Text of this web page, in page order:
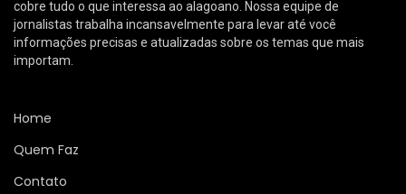
cobre tudo o que interessa ao alagoano. Nossa equipe de
jornalistas trabalha incansavelmente para levar até você
informações precisas e atualizadas sobre os temas que mais
importam.
Home
Quem Faz
Contato